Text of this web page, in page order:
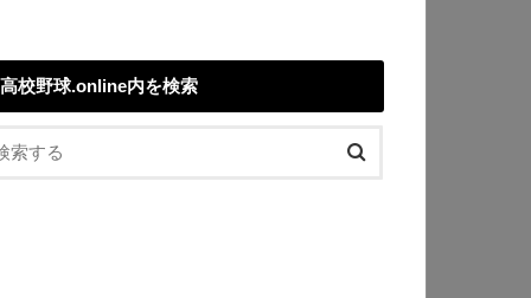
高校野球.online内を検索